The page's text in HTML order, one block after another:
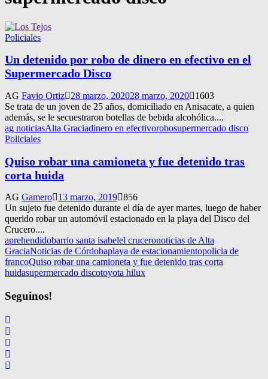
Policiales
Un detenido por robo de dinero en efectivo en el
Supermercado Disco
AG Favio Ortiz 28 marzo, 202028 marzo, 2020
1603
Se trata de un joven de 25 años, domiciliado en Anisacate, a quien
además, se le secuestraron botellas de bebida alcohólica....
ag noticiasAlta Graciadinero en efectivorobosupermercado disco
Policiales
Quiso robar una camioneta y fue detenido tras
corta huida
AG Gamero 13 marzo, 2019 856
Un sujeto fue detenido durante el día de ayer martes, luego de haber
querido robar un automóvil estacionado en la playa del Disco del
Crucero....
aprehendidobarrio santa isabelel cruceronoticias de Alta
GraciaNoticias de Córdobaplaya de estacionamientopolicia de
francoQuiso robar una camioneta y fue detenido tras corta
huidasupermercado discotoyota hilux
Seguinos!